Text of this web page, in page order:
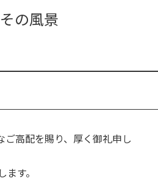
の風景
高配を賜り、厚く御礼申し
す。